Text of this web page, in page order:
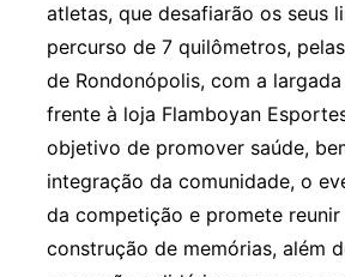
atletas, que desafiarão os seus
percurso de 7 quilômetros,
de Rondonópolis, com a
frente à loja Flamboyan
objetivo de promover saúde,
integração da comunidade, o
da competição e promete reunir
construção de memórias, além